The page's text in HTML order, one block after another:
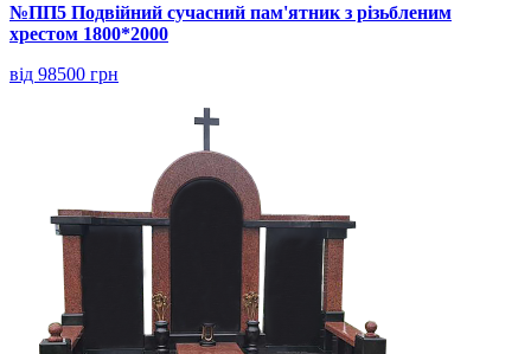
№ПП5 Подвійний сучасний пам'ятник з різьбленим
хрестом 1800*2000
від 98500 грн